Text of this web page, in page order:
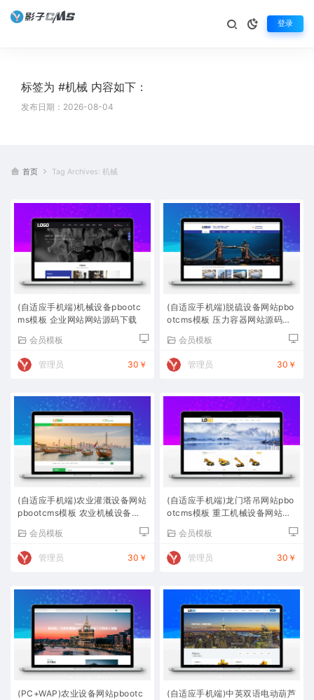
登录
标签为 #机械 内容如下：
发布日期：2026-08-04
首页 Tag Archives: 机械
(自适应手机端)机械设备pbootc
ms模板 企业网站网站源码下载
会员模板
管理员 30￥
(自适应手机端)脱硫设备网站pbo
otcms模板 压力容器网站源码下
会员模板
管理员 30￥
(自适应手机端)农业灌溉设备网站
pbootcms模板 农业机械设备网
会员模板
管理员 30￥
(自适应手机端)龙门塔吊网站pbo
otcms模板 重工机械设备网站源
会员模板
管理员 30￥
(PC+WAP)农业设备网站pbootc
(自适应手机端)中英双语电动葫芦